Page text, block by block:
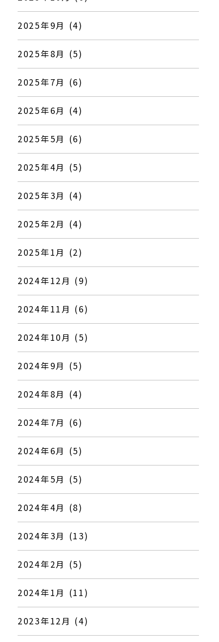
2025年9月 (4)
2025年8月 (5)
2025年7月 (6)
2025年6月 (4)
2025年5月 (6)
2025年4月 (5)
2025年3月 (4)
2025年2月 (4)
2025年1月 (2)
2024年12月 (9)
2024年11月 (6)
2024年10月 (5)
2024年9月 (5)
2024年8月 (4)
2024年7月 (6)
2024年6月 (5)
2024年5月 (5)
2024年4月 (8)
2024年3月 (13)
2024年2月 (5)
2024年1月 (11)
2023年12月 (4)